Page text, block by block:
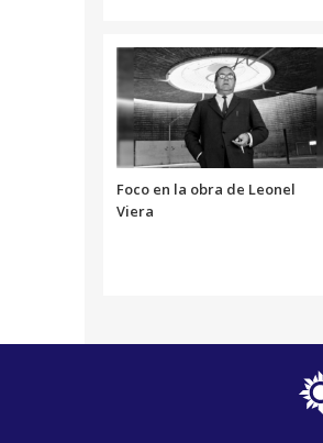
Foco en la obra de Leonel
Viera